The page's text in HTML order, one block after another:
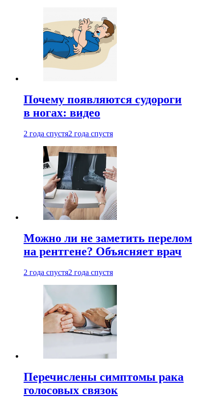
Почему появляются судороги
в ногах: видео
2 года спустя2 года спустя
Можно ли не заметить перелом
на рентгене? Объясняет врач
2 года спустя2 года спустя
Перечислены симптомы рака
голосовых связок